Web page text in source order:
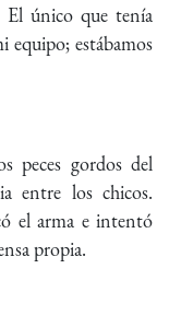
El único que tenía
equipo; estábamos
peces gordos del
entre los chicos.
el arma e intentó
propia.